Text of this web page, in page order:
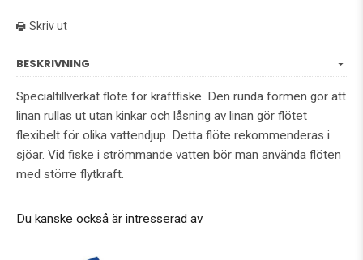
Skriv ut
BESKRIVNING
Specialtillverkat flöte för kräftfiske. Den runda formen gör att
linan rullas ut utan kinkar och låsning av linan gör flötet
flexibelt för olika vattendjup. Detta flöte rekommenderas i
sjöar. Vid fiske i strömmande vatten bör man använda flöten
med större flytkraft.
Du kanske också är intresserad av